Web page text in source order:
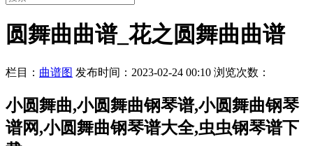
圆舞曲曲谱_花之圆舞曲曲谱
栏目： 曲谱图 发布时间：2023-02-24 00:10 浏览次数：
小圆舞曲,小圆舞曲钢琴谱,小圆舞曲钢琴
谱网,小圆舞曲钢琴谱大全,虫虫钢琴谱下